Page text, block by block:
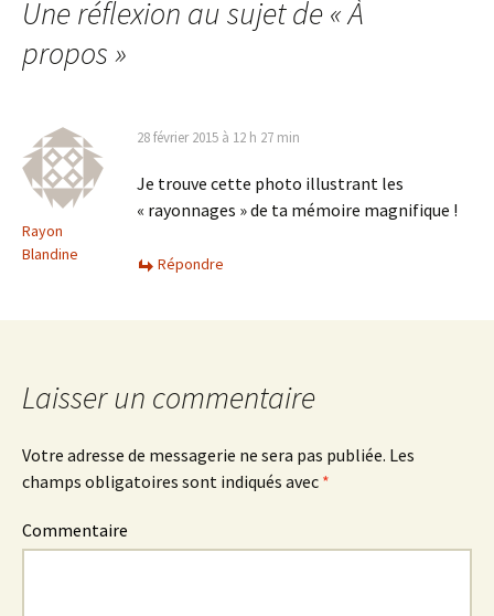
Une réflexion au sujet de «À
propos»
Rayon
Blandine
28 février 2015 à 12 h 27 min
Je trouve cette photo illustrant les
« rayonnages » de ta mémoire magnifique !
Répondre
Laisser un commentaire
Votre adresse de messagerie ne sera pas publiée. Les
champs obligatoires sont indiqués avec *
Commentaire